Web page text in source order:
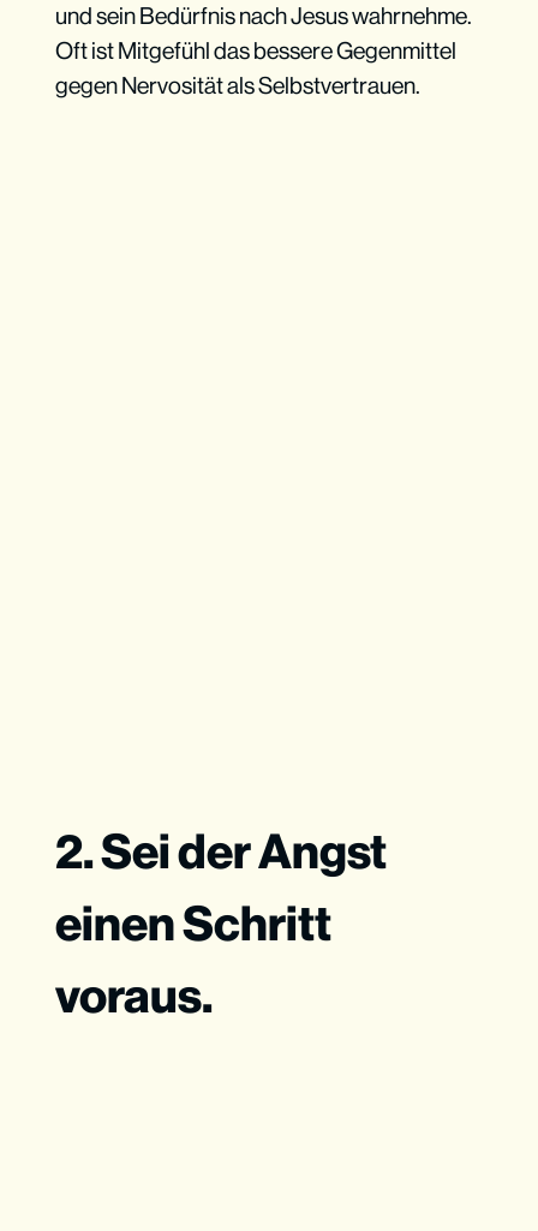
und sein Bedürfnis nach Jesus wahrnehme.
Oft ist Mitgefühl das bessere Gegenmittel
gegen Nervosität als Selbstvertrauen.
2. Sei der Angst
einen Schritt
voraus.